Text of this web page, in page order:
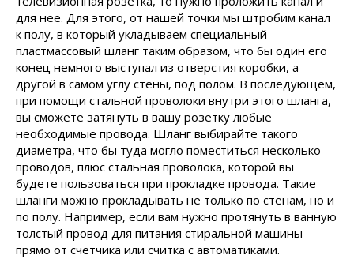
для нее. Для этого, от нашей точки мы штробим канал
к полу, в который укладываем специальный
пластмассовый шланг таким образом, что бы один его
конец немного выступал из отверстия коробки, а
другой в самом углу стены, под полом. В последующем,
при помощи стальной проволоки внутри этого шланга,
вы сможете затянуть в вашу розетку любые
необходимые провода. Шланг выбирайте такого
диаметра, что бы туда могло поместиться несколько
проводов, плюс стальная проволока, которой вы
будете пользоваться при прокладке провода. Такие
шланги можно прокладывать не только по стенам, но и
по полу. Например, если вам нужно протянуть в ванную
толстый провод для питания стиральной машины
прямо от счетчика или считка с автоматиками.